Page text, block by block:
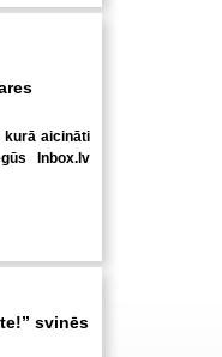
kurā aicināti
Inbox.lv
svinēs